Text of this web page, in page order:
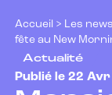
Accueil > Les news
fête au New
Actualité
Publié le 22